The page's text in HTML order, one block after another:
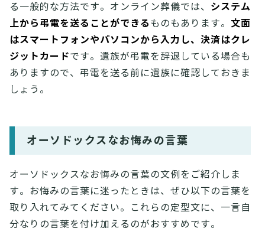
る一般的な方法です。オンライン葬儀では、 システム
上から弔電を送ることができる ものもあります。 文面
はスマートフォンやパソコンから入力し、決済はクレ
ジットカードです。遺族が弔電を辞退している場合も
ありますので、弔電を送る前に遺族に確認しておきま
しょう。
オーソドックスなお悔みの言葉
オーソドックスなお悔みの言葉の文例をご紹介しま
す。お悔みの言葉に迷ったときは、ぜひ以下の言葉を
取り入れてみてください。これらの定型文に、一言自
分なりの言葉を付け加えるのがおすすめです。